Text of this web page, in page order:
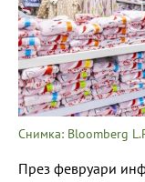
Снимка: Bloomberg
През февруари